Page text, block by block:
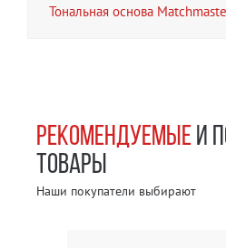
Тональная основа
РЕКОМЕНДУЕМЫЕИ
ТОВАРЫ
Наши покупатели выбирают